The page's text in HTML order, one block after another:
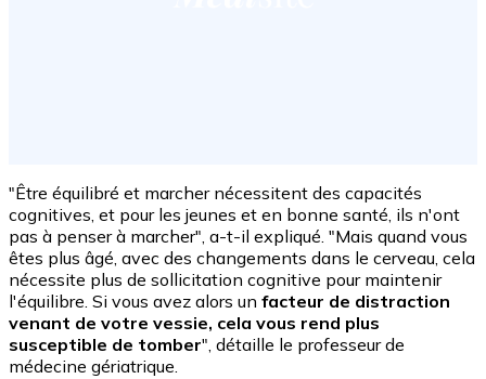
"Être équilibré et marcher nécessitent des capacités
cognitives, et pour les jeunes et en bonne santé, ils n'ont
pas à penser à marcher", a-t-il expliqué. "Mais quand vous
êtes plus âgé, avec des changements dans le cerveau, cela
nécessite plus de sollicitation cognitive pour maintenir
l'équilibre. Si vous avez alors un facteur de distraction
venant de votre vessie, cela vous rend plus
susceptible de tomber", détaille le professeur de
médecine gériatrique.